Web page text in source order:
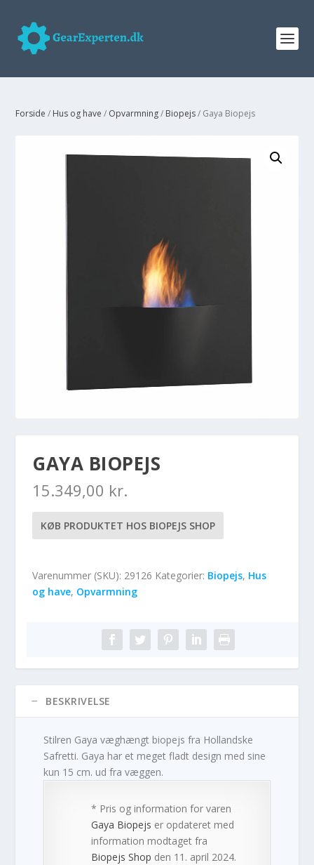
Forside / Hus og have / Opvarmning/ Biopejs/ Gaya Biopejs
GAYA BIOPEJS
15.349,00 kr.
KØB PRODUKTET HOS BIOPEJS SHOP
Varenummer (SKU): 29126 Kategorier: Biopejs, Hus
og have, Opvarmning
BESKRIVELSE
Stilren Gaya væghængt biopejs fra Hollandske
Safretti. Gaya har et meget fladt design med sine
kun 15 cm. ud fra væggen.
* Pris og information for varen
Gaya Biopejs er opdateret med
information modtaget fra
Biopejs Shop den 11. april 2024.